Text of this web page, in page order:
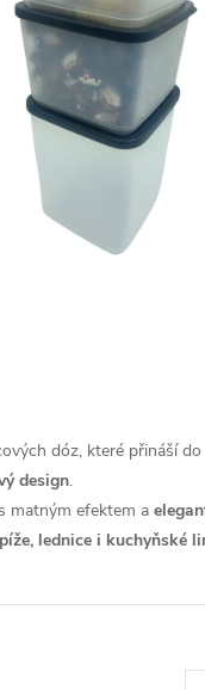
dóz, které přináší
design.
matným efektem a
lednice i kuchyňské